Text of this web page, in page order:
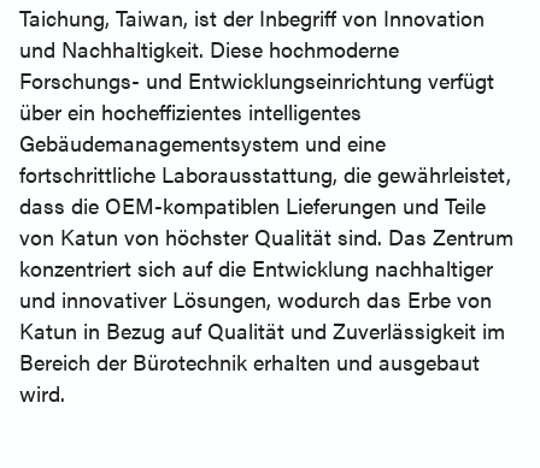
Taichung, Taiwan, ist der Inbegriff von Innovation
und Nachhaltigkeit. Diese hochmoderne
Forschungs- und Entwicklungseinrichtung verfügt
über ein hocheffizientes intelligentes
Gebäudemanagementsystem und eine
fortschrittliche Laborausstattung, die gewährleistet,
dass die OEM-kompatiblen Lieferungen und Teile
von Katun von höchster Qualität sind. Das Zentrum
konzentriert sich auf die Entwicklung nachhaltiger
und innovativer Lösungen, wodurch das Erbe von
Katun in Bezug auf Qualität und Zuverlässigkeit im
Bereich der Bürotechnik erhalten und ausgebaut
wird.